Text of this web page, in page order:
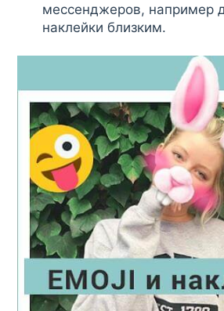
мессенджеров, например
наклейки близким.